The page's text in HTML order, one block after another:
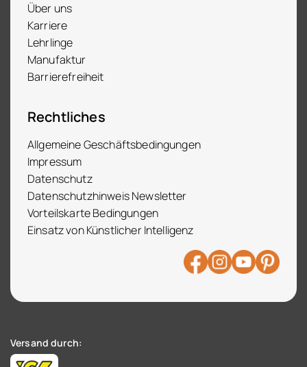
Über uns
Karriere
Lehrlinge
Manufaktur
Barrierefreiheit
Rechtliches
Allgemeine Geschäftsbedingungen
Impressum
Datenschutz
Datenschutzhinweis Newsletter
Vorteilskarte Bedingungen
Einsatz von Künstlicher Intelligenz
Versand durch: